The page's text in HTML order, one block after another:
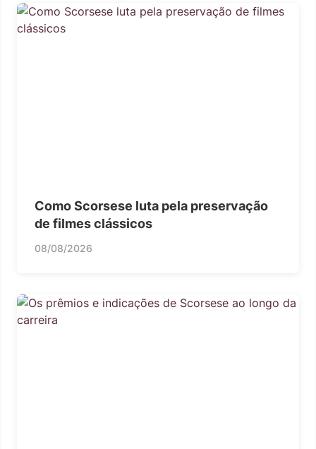
Como Scorsese luta pela preservação
de filmes clássicos
08/08/2026